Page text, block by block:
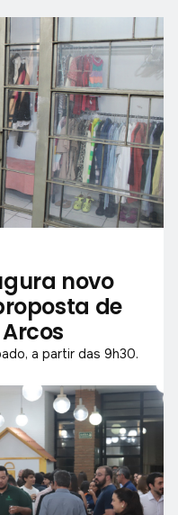
novo
de
a partir das 9h30.